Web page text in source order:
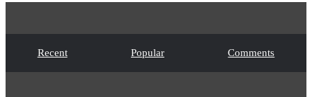
Recent Popular Comments